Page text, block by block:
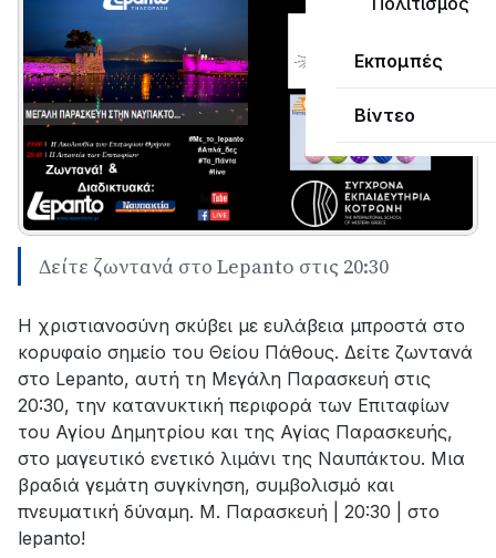
Εκπομπές
Βίντεο
Δείτε ζωντανά στο Lepanto στις 20:30
Η χριστιανοσύνη σκύβει με ευλάβεια μπροστά στο
κορυφαίο σημείο του Θείου Πάθους. Δείτε ζωντανά
στο Lepanto, αυτή τη Μεγάλη Παρασκευή στις
20:30, την κατανυκτική περιφορά των Επιταφίων
του Αγίου Δημητρίου και της Αγίας Παρασκευής,
στο μαγευτικό ενετικό λιμάνι της Ναυπάκτου. Μια
βραδιά γεμάτη συγκίνηση, συμβολισμό και
πνευματική δύναμη. Μ. Παρασκευή | 20:30 | στο
lepanto!